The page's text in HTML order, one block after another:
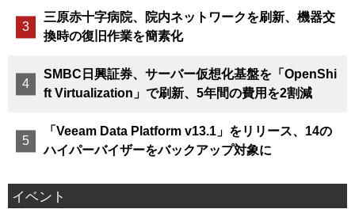
三原赤十字病院、院内ネットワークを刷新、機器交
換時の復旧作業を簡素化
SMBC日興証券、サーバー仮想化基盤を「OpenShi
ft Virtualization」で刷新、5年間の費用を2割減
「Veeam Data Platform v13.1」をリリース、14の
ハイパーバイザーをバックアップ対象に
イベント